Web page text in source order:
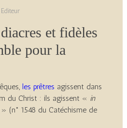
Editeur
et fidèles
pour la
les prêtres agissent dans
du Christ : ils agissent « in
» (n° 1548 du Catéchisme de